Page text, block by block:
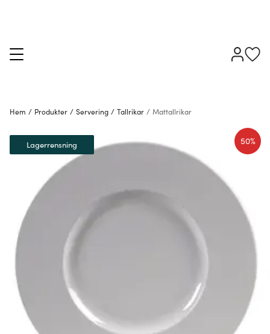
Hem / Produkter / Servering / Tallrikar / Mattallrikar
50%
Lagerrensning